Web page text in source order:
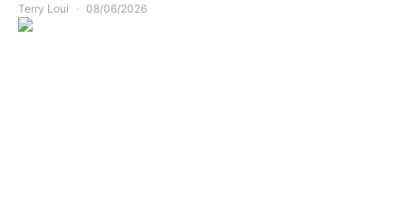
Terry Loui 08/06/2026